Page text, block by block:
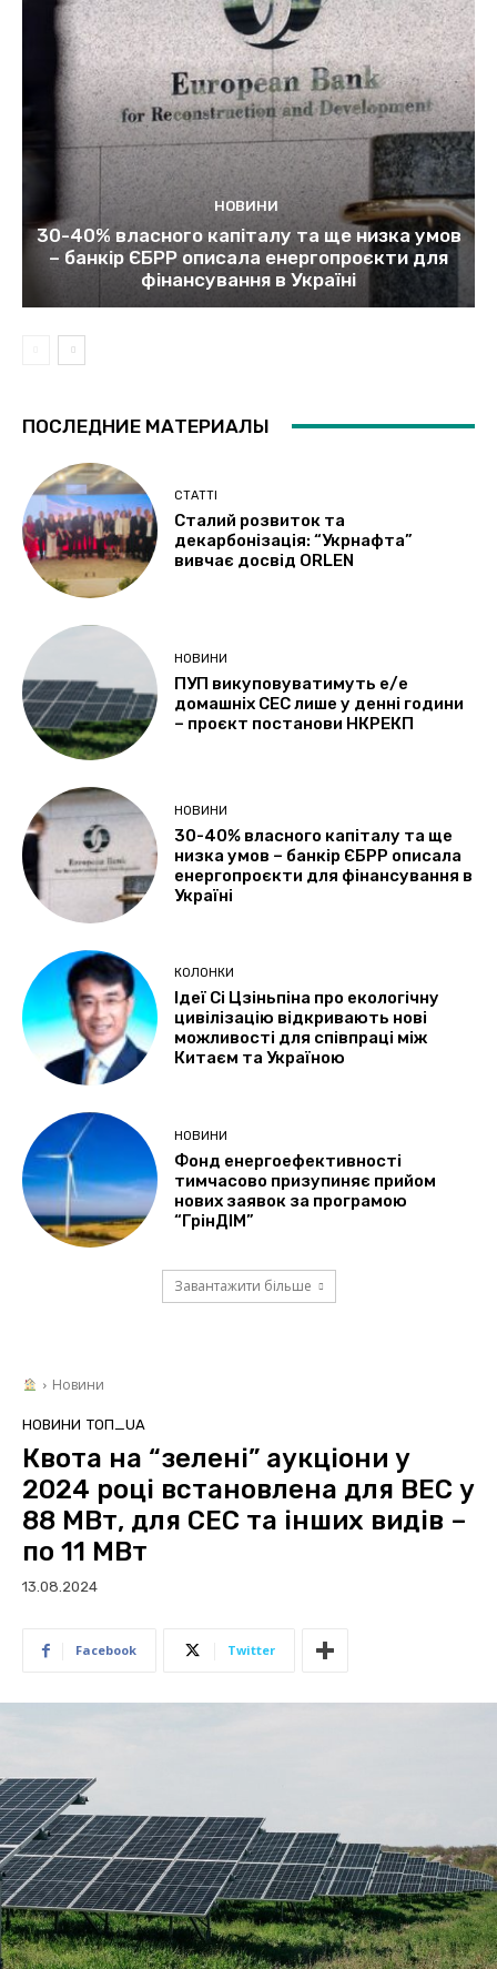
НОВИНИ
30-40% власного капіталу та ще низка умов
– банкір ЄБРР описала енергопроєкти для
фінансування в Україні
ПОСЛЕДНИЕ МАТЕРИАЛЫ
СТАТТІ
Сталий розвиток та
декарбонізація: “Укрнафта”
вивчає досвід ORLEN
НОВИНИ
ПУП викуповуватимуть е/е
домашніх СЕС лише у денні години
– проєкт постанови НКРЕКП
НОВИНИ
30-40% власного капіталу та ще
низка умов – банкір ЄБРР описала
енергопроєкти для фінансування в
Україні
КОЛОНКИ
Ідеї Сі Цзіньпіна про екологічну
цивілізацію відкривають нові
можливості для співпраці між
Китаєм та Україною
НОВИНИ
Фонд енергоефективності
тимчасово призупиняє прийом
нових заявок за програмою
“ГрінДІМ”
Завантажити більше